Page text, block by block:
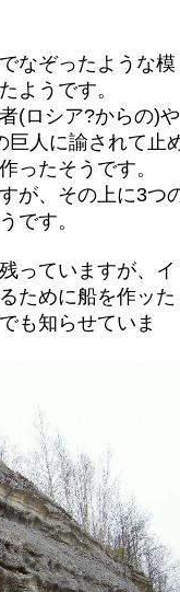
なぞったような模
ようです。
(ロシア?からの)や
巨人に諭されて止
ったそうです。
が、その上に3つ
です。
っていますが、イ
ために船を作ッた
も知らせていま